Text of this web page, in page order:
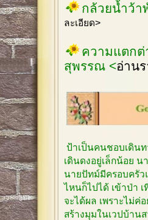
กล้วยน้ำว้า
ละเอียด>
ความแตกต่
สุพรรณ <อ่าน
ป้าเป็นคนชอบเดินท
เดินดงอยู่เล็กน้อย
นายปัทม์มีครอบครัว
ไหนก็ไปได้ เข้าป่า
จะได้ผล เพราะไม่ค่
สร้างมุมในเวปบ้าน